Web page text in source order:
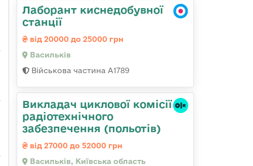
Лаборант киснедобувної
станції
від 20000 до 25000 грн
Васильків
Військова частина А1789
Викладач циклової комісії
радіотехнічного
забезпечення (польотів)
від 27000 до 52000 грн
Васильків, Київська область